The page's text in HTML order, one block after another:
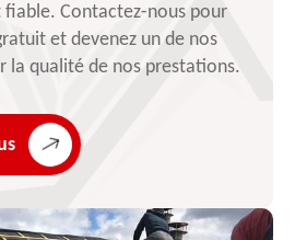
Contactez-nous pour
et devenez un de nos
la qualité de nos prestations.